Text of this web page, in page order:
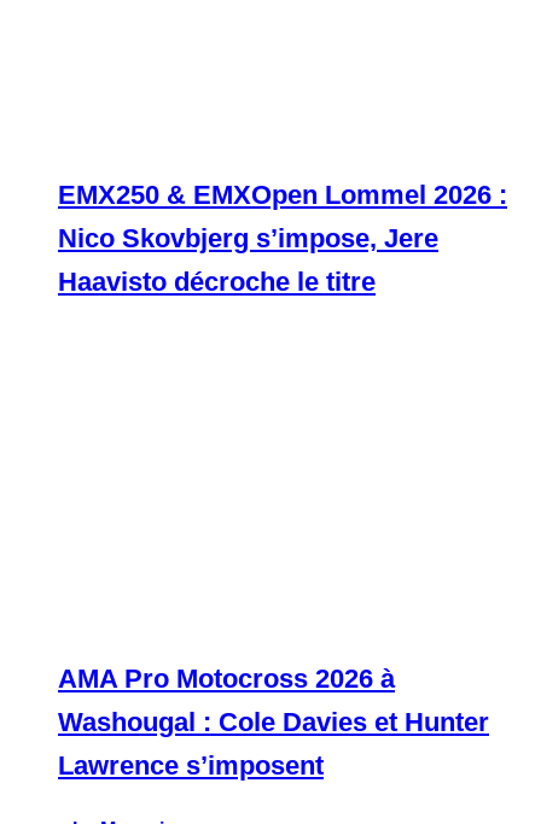
EMX250 & EMXOpen Lommel 2026 :
Nico Skovbjerg s’impose, Jere
Haavisto décroche le titre
AMA Pro Motocross 2026 à
Washougal : Cole Davies et Hunter
Lawrence s’imposent